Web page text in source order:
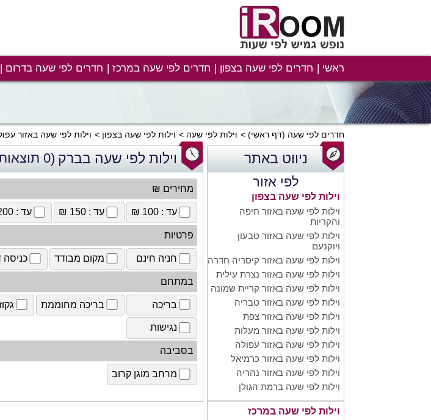
ראשי חדרים לפי שעה בצפון חדרים לפי שעה במרכז חדרים לפי שעה בדרום
חדרים לפי שעה (דף ראשי) וילות לפי שעה וילות לפי שעה בצפון וילות לפי שעה באזור
ניווט באתר
לפי אזור
וילות לפי שעה בצפון
וילות לפי שעה באזור חיפה
והקריות
וילות לפי שעה באזור טבעון
ויוקנעם
וילות לפי שעה באזור קיסריה חדרה
וילות לפי שעה באזור נצרת עילית
וילות לפי שעה באזור קריית שמונה
וילות לפי שעה באזור טבריה
וילות לפי שעה באזור צפת
וילות לפי שעה באזור מעלות
וילות לפי שעה באזור עפולה
וילות לפי שעה באזור כרמיאל
וילות לפי שעה באזור נהריה
וילות לפי שעה ברמת הגולן
וילות לפי שעה במרכז
וילות לפי שעה בברק (0 תוצאות)
מחירים ₪
עד : 100 ₪ עד : 150 ₪ עד : 200 ₪
פרטיות
חניה חינם מקום מבודד כניסה
במתחם
בריכה בריכה מחוממת
נגישות
בסביבה
מרחב מוגן קרוב